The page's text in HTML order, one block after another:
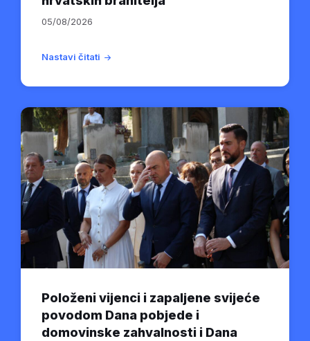
05/08/2026
Nastavi čitati
Položeni vijenci i zapaljene svijeće
povodom Dana pobjede i
domovinske zahvalnosti i Dana